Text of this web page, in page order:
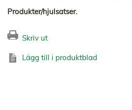
Produkter/hjulsatser.
Skriv ut
Lägg till i produktblad